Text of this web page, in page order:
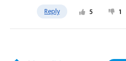
Reply 5 1